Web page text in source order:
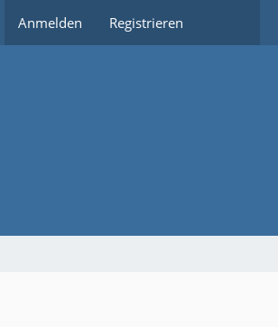
Anmelden Registrieren